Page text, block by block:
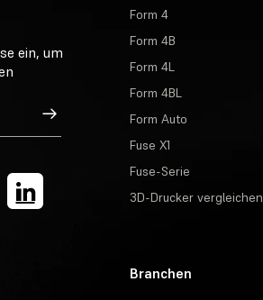
ein, um
Registrieren
Form 4
Form 4B
Form 4L
Form 4BL
Form Auto
Fuse X1
Fuse-Serie
3D-Drucker vergleichen
Branchen